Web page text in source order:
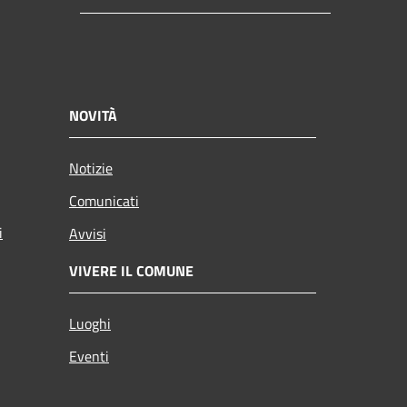
NOVITÀ
Notizie
Comunicati
Avvisi
VIVERE IL COMUNE
Luoghi
Eventi